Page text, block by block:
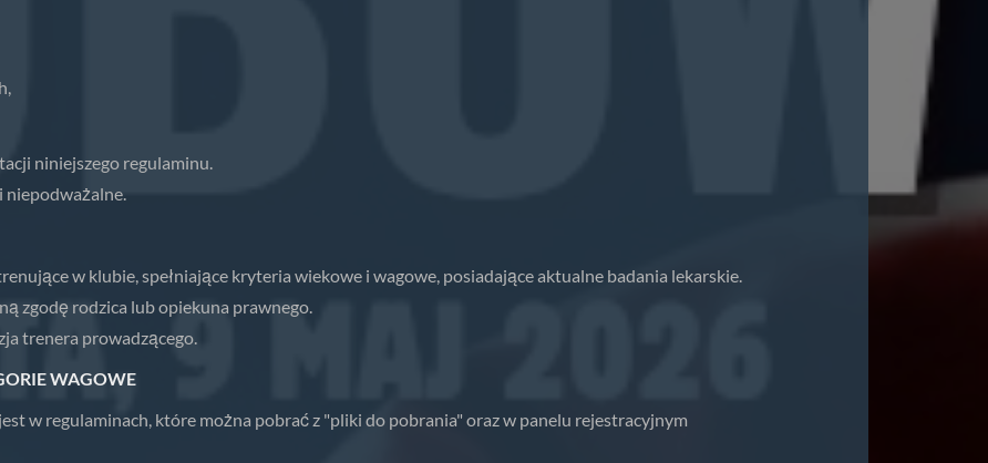
niniejszego regulaminu.
niepodważalne.
w klubie, spełniające kryteria wiekowe i wagowe, posiadające aktualne badania lekarskie.
zgodę rodzica lub opiekuna prawnego.
trenera prowadzącego.
WAGOWE
w regulaminach, które można pobrać z "pliki do pobrania" oraz w panelu rejestracyjnym